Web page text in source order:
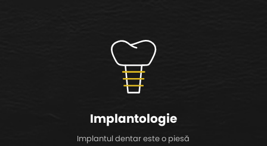
Implantologie
Implantul dentar este o piesă